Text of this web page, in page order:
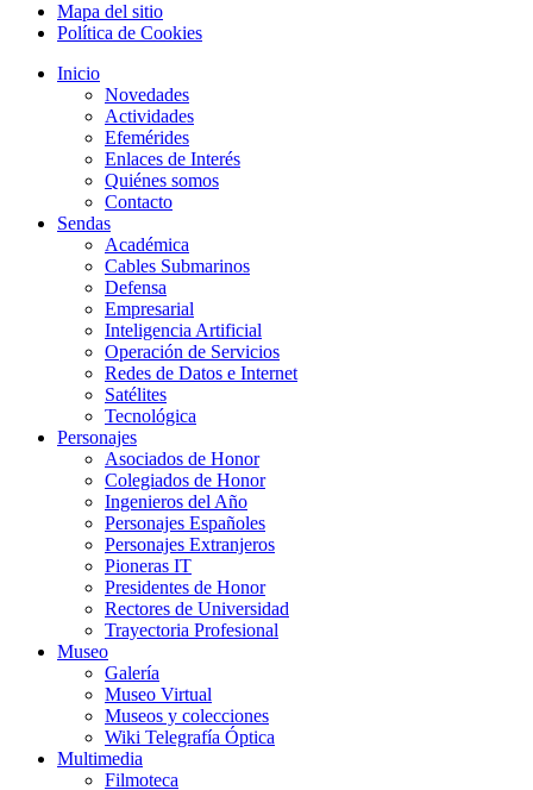
Mapa del sitio
Política de Cookies
Inicio
Novedades
Actividades
Efemérides
Enlaces de Interés
Quiénes somos
Contacto
Sendas
Académica
Cables Submarinos
Defensa
Empresarial
Inteligencia Artificial
Operación de Servicios
Redes de Datos e Internet
Satélites
Tecnológica
Personajes
Asociados de Honor
Colegiados de Honor
Ingenieros del Año
Personajes Españoles
Personajes Extranjeros
Pioneras IT
Presidentes de Honor
Rectores de Universidad
Trayectoria Profesional
Museo
Galería
Museo Virtual
Museos y colecciones
Wiki Telegrafía Óptica
Multimedia
Filmoteca